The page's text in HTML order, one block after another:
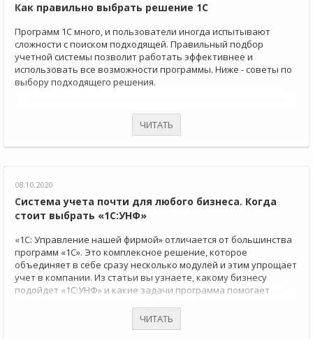
Как правильно выбрать решение 1С
Программ 1С много, и пользователи иногда испытывают
сложности с поиском подходящей. Правильный подбор
учетной системы позволит работать эффективнее и
использовать все возможности программы. Ниже - советы по
выбору подходящего решения.
ЧИТАТЬ
08.10.2020
Система учета почти для любого бизнеса. Когда
стоит выбрать «1С:УНФ»
«1С: Управление нашей фирмой» отличается от большинства
программ «1С». Это комплексное решение, которое
объединяет в себе сразу несколько модулей и этим упрощает
учет в компании. Из статьи вы узнаете, какому бизнесу
подойдет «1С:УНФ» и какие задачи программа помогает
ЧИТАТЬ